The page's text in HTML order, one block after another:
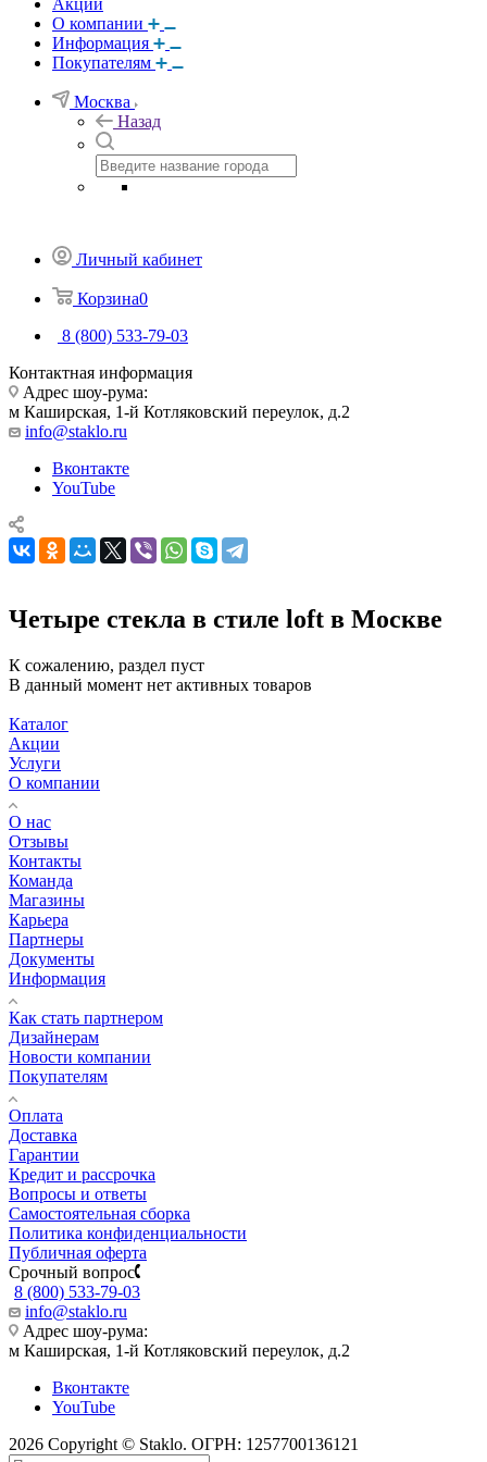
Акции
О компании
Информация
Покупателям
Москва
Назад
Личный кабинет
Корзина0
8 (800) 533-79-03
Контактная информация
Адрес шоу-рума:
м Каширская, 1-й Котляковский переулок, д.2
info@staklo.ru
Вконтакте
YouTube
Четыре стекла в стиле loft в Москве
К сожалению, раздел пуст
В данный момент нет активных товаров
Каталог
Акции
Услуги
О компании
О нас
Отзывы
Контакты
Команда
Магазины
Карьера
Партнеры
Документы
Информация
Как стать партнером
Дизайнерам
Новости компании
Покупателям
Оплата
Доставка
Гарантии
Кредит и рассрочка
Вопросы и ответы
Самостоятельная сборка
Политика конфиденциальности
Публичная оферта
Срочный вопрос
8 (800) 533-79-03
info@staklo.ru
Адрес шоу-рума:
м Каширская, 1-й Котляковский переулок, д.2
Вконтакте
YouTube
2026 Copyright © Staklo. ОГРН: 1257700136121